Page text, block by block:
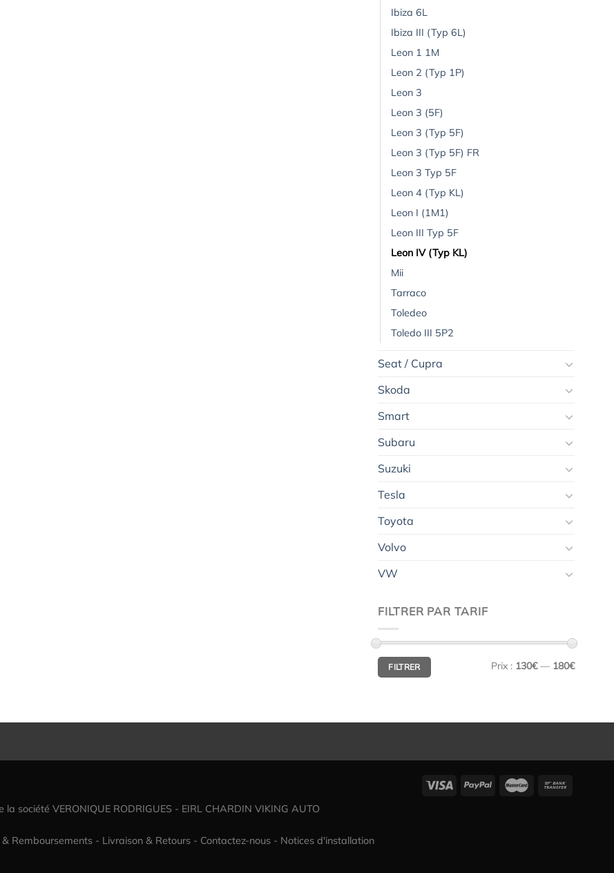
Ibiza 6L
Ibiza III (Typ 6L)
Leon 1 1M
Leon 2 (Typ 1P)
Leon 3
Leon 3 (5F)
Leon 3 (Typ 5F)
Leon 3 (Typ 5F) FR
Leon 3 Typ 5F
Leon 4 (Typ KL)
Leon I (1M1)
Leon III Typ 5F
Leon IV (Typ KL)
Mii
Tarraco
Toledeo
Toledo III 5P2
Seat / Cupra
Skoda
Smart
Subaru
Suzuki
Tesla
Toyota
Volvo
VW
FILTRER PAR TARIF
Prix
min
Prix
maxFILTRER Prix : 130€— 180€
la société VERONIQUE RODRIGUES - EIRL CHARDIN VIKING AUTO
& Remboursements - Livraison & Retours - Contactez-nous - Notices d'installation